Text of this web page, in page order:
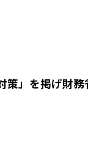
策」を掲げ財